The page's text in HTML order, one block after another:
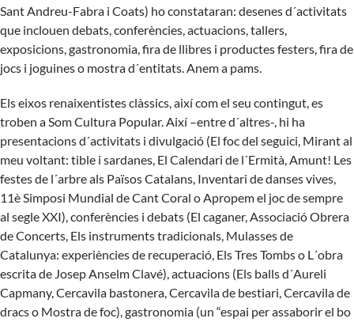
Sant Andreu-Fabra i Coats) ho constataran: desenes d´activitats
que inclouen debats, conferències, actuacions, tallers,
exposicions, gastronomia, fira de llibres i productes festers, fira de
jocs i joguines o mostra d´entitats. Anem a pams.
Els eixos renaixentistes clàssics, així com el seu contingut, es
troben a Som Cultura Popular. Així –entre d´altres-, hi ha
presentacions d´activitats i divulgació (El foc del seguici, Mirant al
meu voltant: tible i sardanes, El Calendari de l´Ermità, Amunt! Les
festes de l´arbre als Països Catalans, Inventari de danses vives,
11è Simposi Mundial de Cant Coral o Apropem el joc de sempre
al segle XXI), conferències i debats (El caganer, Associació Obrera
de Concerts, Els instruments tradicionals, Mulasses de
Catalunya: experiències de recuperació, Els Tres Tombs o L´obra
escrita de Josep Anselm Clavé), actuacions (Els balls d´Aureli
Capmany, Cercavila bastonera, Cercavila de bestiari, Cercavila de
dracs o Mostra de foc), gastronomia (un “espai per assaborir el bo